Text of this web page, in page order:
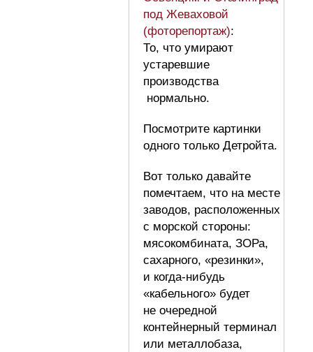
под Жеваховой
(фоторепортаж):
То, что умирают
устаревшие
производства
нормально.
Посмотрите картинки
одного только Детройта.
Вот только давайте
помечтаем, что на месте
заводов, расположенных
с морской стороны:
мясокомбината, ЗОРа,
сахарного, «резинки»,
и когда-нибудь
«кабельного» будет
не очередной
контейнерный терминал
или металлобаза,